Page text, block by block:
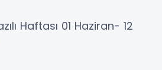
Haftası 01 Haziran- 12